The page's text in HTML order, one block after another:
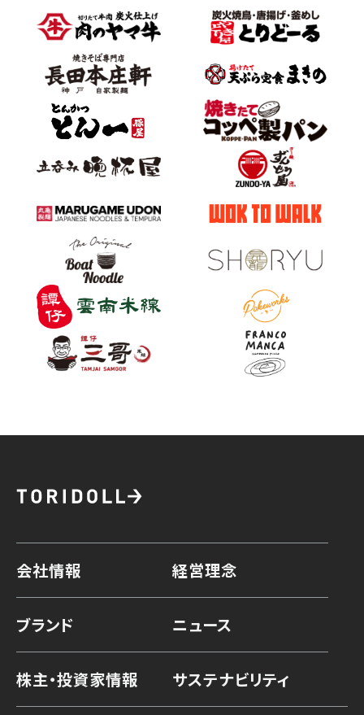
会社情報 経営理念
ブランド ニュース
株主・投資家情報 サステナビリティ